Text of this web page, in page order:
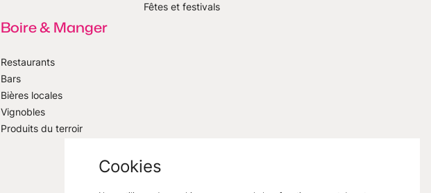
Boire & Manger
Restaurants
Bars
Bières locales
Vignobles
Produits du terroir
Fêtes et festivals
Cookies